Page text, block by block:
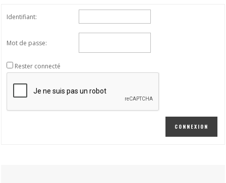
Identifiant:
Mot de passe:
Rester connecté
CONNEXION